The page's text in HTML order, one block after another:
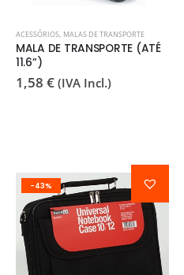
ACESSÓRIOS, MALAS DE TRANSPORTE
MALA DE TRANSPORTE (ATÉ
11.6”)
1,58 € (IVA Incl.)
-43%